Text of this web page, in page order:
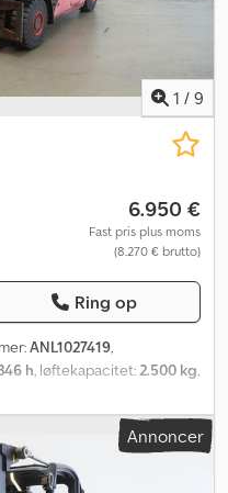
1 / 9
6.950 €
Fast pris plus moms
(8.270 € brutto)
Ring op
ANL1027419,
h , løftekapacitet: 2.500 kg
1.150 mm,
23x9-10
3.690 kg
, samlet bredde:
Annoncer